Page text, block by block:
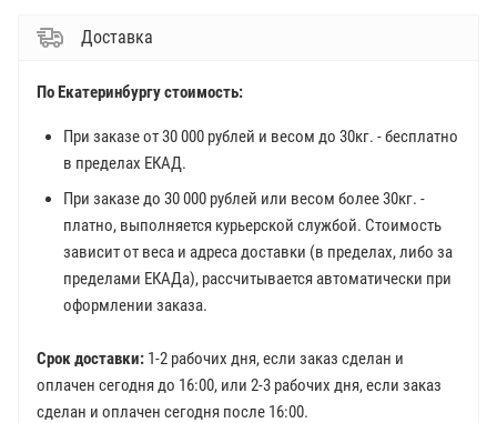
Доставка
По Екатеринбургу стоимость:
При заказе от 30 000 рублей и весом до 30кг. - бесплатно
в пределах ЕКАД.
При заказе до 30 000 рублей или весом более 30кг. -
платно, выполняется курьерской службой. Стоимость
зависит от веса и адреса доставки (в пределах, либо за
пределами ЕКАДа), рассчитывается автоматически при
оформлении заказа.
Срок доставки: 1-2 рабочих дня, если заказ сделан и
оплачен сегодня до 16:00, или 2-3 рабочих дня, если заказ
сделан и оплачен сегодня после 16:00.